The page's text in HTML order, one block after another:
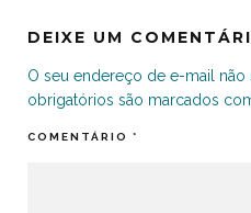
DEIXE UM
O seu endereço de e-mail não
obrigatórios são marcados
COMENTÁRIO *